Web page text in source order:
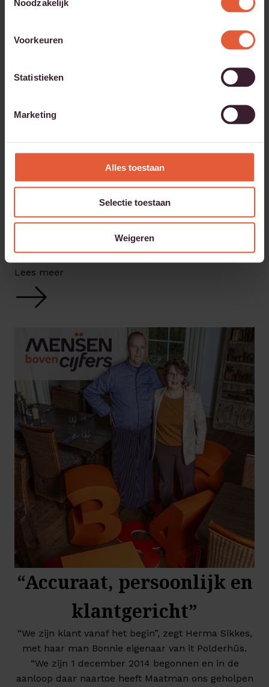
Noodzakelijk
Voorkeuren
Statistieken
Marketing
Alles toestaan
Selectie toestaan
Weigeren
”Er wordt gevraagd naar
wat je zélf zou willen”
“Maatman Accountants is geen standaard
accountantskantoor”, zegt Sikko de Haan die
werkzaam is vanaf 1 januari 2023 bij Maatman na
de overname van Aarnink. “Het personeelsbeleid
gevraagd naar wat je zelf zou willen, in welke
positie je je prettig voelt en ook wat je ambities zijn
Lees meer
“Accuraat, persoonlijk en
klantgericht”
“We zijn klant vanaf het begin”, zegt Herma Sikkes,
met haar man Bonnie eigenaar van it Polderhûs.
“We zijn 1 december 2014 begonnen en in de
aanloop daar naartoe heeft Maatman ons geholpen